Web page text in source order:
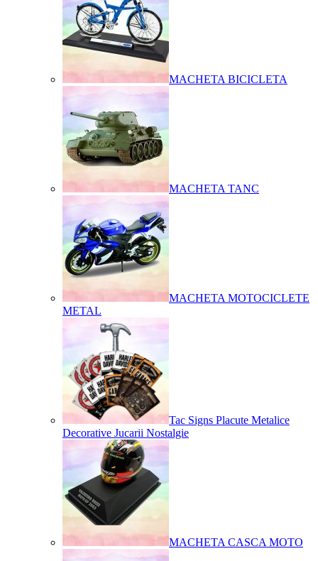
MACHETA BICICLETA
MACHETA TANC
MACHETA MOTOCICLETE
METAL
Tac Signs Placute Metalice
Decorative Jucarii Nostalgie
MACHETA CASCA MOTO